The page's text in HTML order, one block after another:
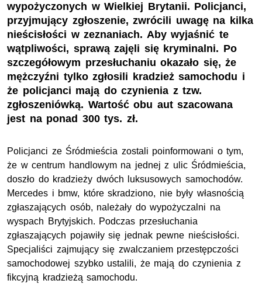
wypożyczonych w Wielkiej Brytanii. Policjanci,
przyjmujący zgłoszenie, zwrócili uwagę na kilka
nieścisłości w zeznaniach. Aby wyjaśnić te
wątpliwości, sprawą zajęli się kryminalni. Po
szczegółowym przesłuchaniu okazało się, że
mężczyźni tylko zgłosili kradzież samochodu i
że policjanci mają do czynienia z tzw.
zgłoszeniówką. Wartość obu aut szacowana
jest na ponad 300 tys. zł.
Policjanci ze Śródmieścia zostali poinformowani o tym,
że w centrum handlowym na jednej z ulic Śródmieścia,
doszło do kradzieży dwóch luksusowych samochodów.
Mercedes i bmw, które skradziono, nie były własnością
zgłaszających osób, należały do wypożyczalni na
wyspach Brytyjskich. Podczas przesłuchania
zgłaszających pojawiły się jednak pewne nieścisłości.
Specjaliści zajmujący się zwalczaniem przestępczości
samochodowej szybko ustalili, że mają do czynienia z
fikcyjną kradzieżą samochodu.